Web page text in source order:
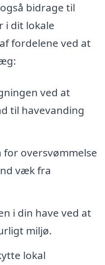
bidrage til
i dit lokale
fordelene ved at
ved at
til havevanding
oversvømmelse
væk fra
i din have ved at
miljø.
lokal